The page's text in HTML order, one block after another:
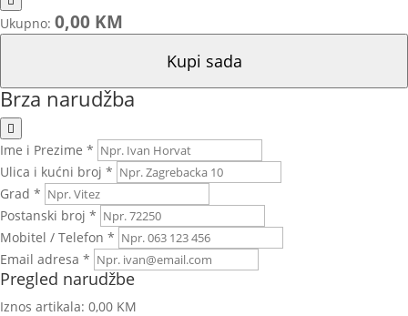
Ukupno: 0,00 KM
Kupi sada
Brza narudžba
Ime i Prezime *
Ulica i kućni broj *
Grad *
Postanski broj *
Mobitel / Telefon *
Email adresa *
Pregled narudžbe
Iznos artikala: 0,00 KM